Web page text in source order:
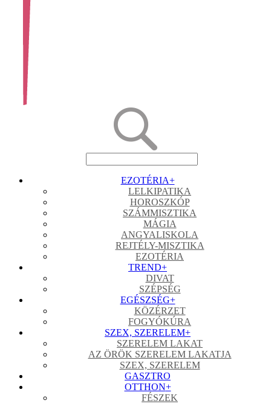
EZOTÉRIA+
LELKIPATIKA
HOROSZKÓP
SZÁMMISZTIKA
MÁGIA
ANGYALISKOLA
REJTÉLY-MISZTIKA
EZOTÉRIA
TREND+
DIVAT
SZÉPSÉG
EGÉSZSÉG+
KÖZÉRZET
FOGYÓKÚRA
SZEX, SZERELEM+
SZERELEM LAKAT
AZ ÖRÖK SZERELEM LAKATJA
SZEX, SZERELEM
GASZTRO
OTTHON+
FÉSZEK